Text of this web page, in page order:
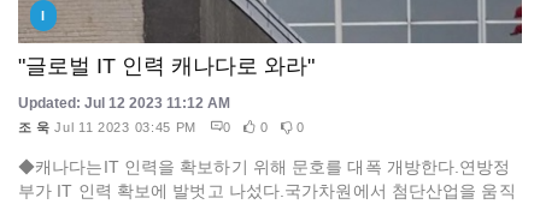
I
"글로벌 IT 인력 캐나다로 와라"
Updated: Jul 12 2023 11:12 AM
조 욱 Jul 11 2023 03:45 PM 0 0 0
◆캐나다는IT 인력을 확보하기 위해 문호를 대폭 개방한다.연방정
부가 IT 인력 확보에 발벗고 나섰다.국가차원에서 첨단산업을 움직